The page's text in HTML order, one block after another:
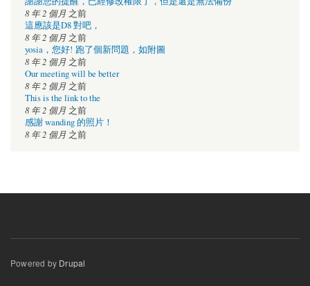
8 年 2 個月 之前
這應該是D8 對吧，
8 年 2 個月 之前
yosia，您好! 跑了個新問題，如附圖
8 年 2 個月 之前
Our meeting will be better
8 年 2 個月 之前
This is the link to the
8 年 2 個月 之前
感謝 wanding 的照片！
8 年 2 個月 之前
Powered by Drupal